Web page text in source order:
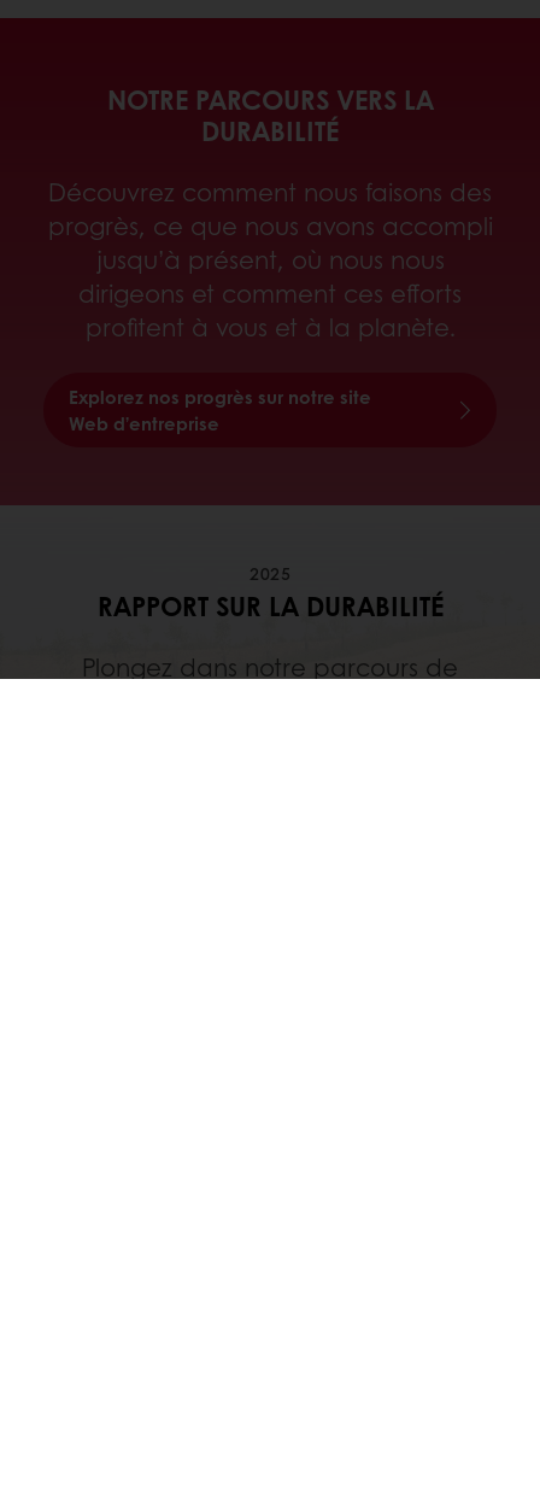
NOTRE PARCOURS VERS LA
DURABILITÉ
Découvrez comment nous faisons des
progrès, ce que nous avons accompli
jusqu’à présent, où nous nous
dirigeons et comment ces efforts
profitent à vous et à la planète.
Explorez nos progrès sur notre site
Web d’entreprise
2025
RAPPORT SUR LA DURABILITÉ
Plongez dans notre parcours de